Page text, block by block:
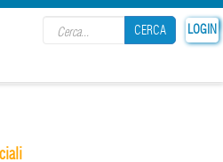
LOGIN
CERCA